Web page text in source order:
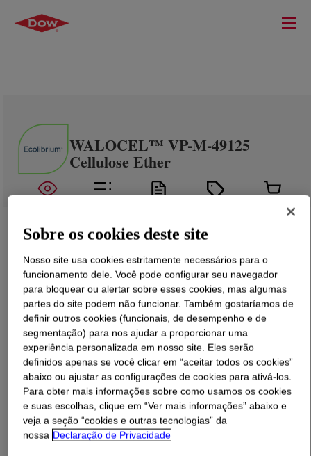
WALOCEL™ VP-M-49125
Cellulose Ether
O que éWALOCEL™ VP-M-49125 Cellulose Ether
Sobre os cookies deste site
Nosso site usa cookies estritamente necessários para o
funcionamento dele. Você pode configurar seu navegador
para bloquear ou alertar sobre esses cookies, mas algumas
partes do site podem não funcionar. Também gostaríamos de
definir outros cookies (funcionais, de desempenho e de
segmentação) para nos ajudar a proporcionar uma
experiência personalizada em nosso site. Eles serão
definidos apenas se você clicar em “aceitar todos os cookies”
abaixo ou ajustar as configurações de cookies para ativá-los.
Para obter mais informações sobre como usamos os cookies
e suas escolhas, clique em “Ver mais informações” abaixo e
veja a seção “cookies e outras tecnologias” da
nossa Declaração de Privacidade